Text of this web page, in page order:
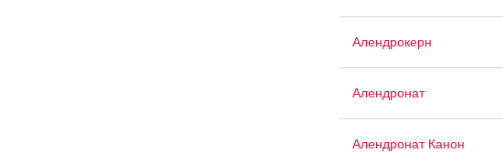
Алендрокерн
Алендронат
Алендронат Канон